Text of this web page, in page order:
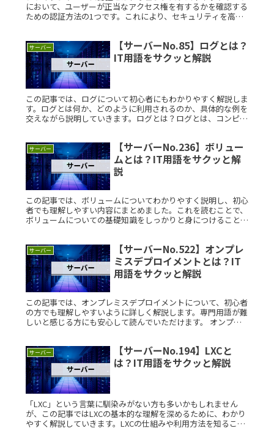
において、ユーザーが正当なアクセス権を有するかを確認する
ための認証方法の1つです。これにより、セキュリティを高
サーバー
【サーバーNo.85】ログとは？
IT用語をサクッと解説
この記事では、ログについて初心者にもわかりやすく解説しま
す。ログとは何か、どのように利用されるのか、具体的な例を
交えながら説明していきます。ログとは？ログとは、コンピュ
サーバー
【サーバーNo.236】ボリュー
ムとは？IT用語をサクッと解
説
この記事では、ボリュームについてわかりやすく説明し、初心
者でも理解しやすい内容にまとめました。これを読むことで、
ボリュームについての基礎知識をしっかりと身につけることが
サーバー
【サーバーNo.522】オンプレ
ミスデプロイメントとは？IT
用語をサクッと解説
この記事では、オンプレミスデプロイメントについて、初心者
の方でも理解しやすいように詳しく解説します。専門用語が難
しいと感じる方にも安心して読んでいただけます。 オンプレ
サーバー
【サーバーNo.194】LXCと
は？IT用語をサクッと解説
「LXC」という言葉に馴染みがない方も多いかもしれません
が、この記事ではLXCの基本的な理解を深めるために、わかり
やすく解説していきます。LXCの仕組みや利用方法を知ること